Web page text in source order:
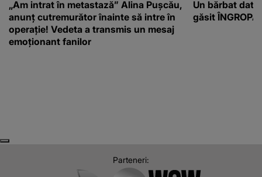
„Am intrat în metastază” Alina Pușcău,
anunț cutremurător înainte să intre în
operație! Vedeta a transmis un mesaj
emoționant fanilor
Un bărbat dat
găsit
Parteneri: